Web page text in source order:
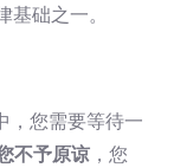
础之一。
，您需要等待一
不予原谅 ，您